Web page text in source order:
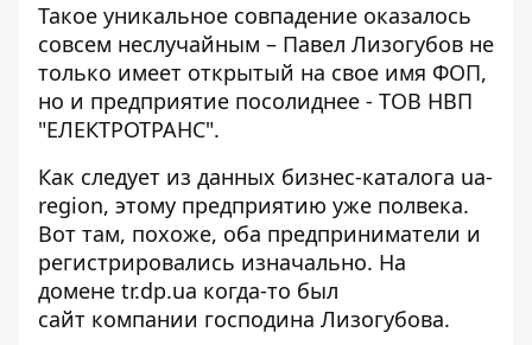
Такое уникальное совпадение оказалось
совсем неслучайным – Павел Лизогубов не
только имеет открытый на свое имя ФОП,
но и предприятие посолиднее - ТОВ НВП
"ЕЛЕКТРОТРАНС".
Как следует из данных бизнес-каталога ua-
region, этому предприятию уже полвека.
Вот там, похоже, оба предприниматели и
регистрировались изначально. На
домене tr.dp.ua когда-то был
сайт компании господина Лизогубова.